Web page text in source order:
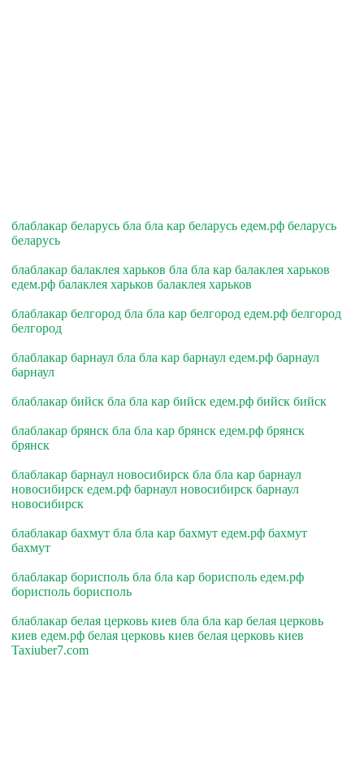
блаблакар беларусь бла бла кар беларусь едем.рф беларусь
беларусь
блаблакар балаклея харьков бла бла кар балаклея харьков
едем.рф балаклея харьков балаклея харьков
блаблакар белгород бла бла кар белгород едем.рф белгород
белгород
блаблакар барнаул бла бла кар барнаул едем.рф барнаул
барнаул
блаблакар бийск бла бла кар бийск едем.рф бийск бийск
блаблакар брянск бла бла кар брянск едем.рф брянск
брянск
блаблакар барнаул новосибирск бла бла кар барнаул
новосибирск едем.рф барнаул новосибирск барнаул
новосибирск
блаблакар бахмут бла бла кар бахмут едем.рф бахмут
бахмут
блаблакар борисполь бла бла кар борисполь едем.рф
борисполь борисполь
блаблакар белая церковь киев бла бла кар белая церковь
киев едем.рф белая церковь киев белая церковь киев
Taxiuber7.com